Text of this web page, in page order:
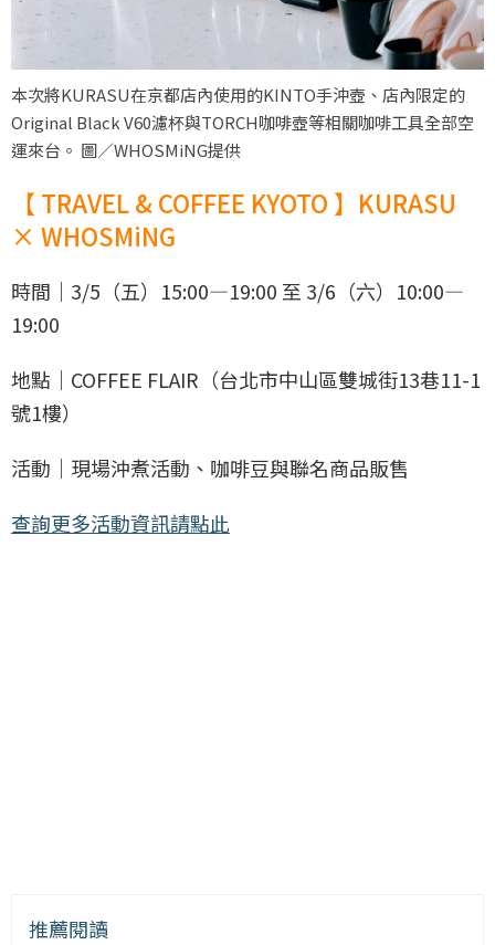
本次將KURASU在京都店內使用的KINTO手沖壺、店內限定的
Original Black V60濾杯與TORCH咖啡壺等相關咖啡工具全部空
運來台。 圖／WHOSMiNG提供
【 TRAVEL & COFFEE KYOTO 】KURASU
× WHOSMiNG
時間｜3/5（五）15:00—19:00 至 3/6（六）10:00—
19:00
地點｜COFFEE FLAIR（台北市中山區雙城街13巷11-1
號1樓）
活動｜現場沖煮活動、咖啡豆與聯名商品販售
查詢更多活動資訊請點此
推薦閱讀